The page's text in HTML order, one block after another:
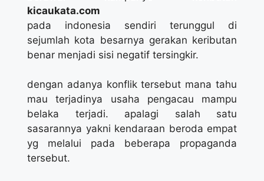
kicaukata.com
pada indonesia sendiri terunggul di
sejumlah kota besarnya gerakan keributan
benar menjadi sisi negatif tersingkir.
dengan adanya konflik tersebut mana tahu
mau terjadinya usaha pengacau mampu
belaka terjadi. apalagi salah satu
sasarannya yakni kendaraan beroda empat
yg melalui pada beberapa propaganda
tersebut.